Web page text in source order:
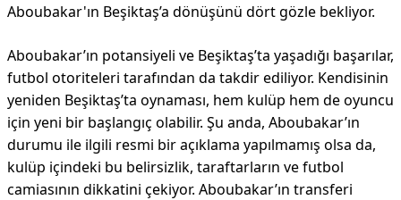
Aboubakar'ın Beşiktaş’a dönüşünü dört gözle bekliyor.
Aboubakar’ın potansiyeli ve Beşiktaş’ta yaşadığı başarılar,
futbol otoriteleri tarafından da takdir ediliyor. Kendisinin
yeniden Beşiktaş’ta oynaması, hem kulüp hem de oyuncu
için yeni bir başlangıç olabilir. Şu anda, Aboubakar’ın
durumu ile ilgili resmi bir açıklama yapılmamış olsa da,
kulüp içindeki bu belirsizlik, taraftarların ve futbol
camiasının dikkatini çekiyor. Aboubakar’ın transferi